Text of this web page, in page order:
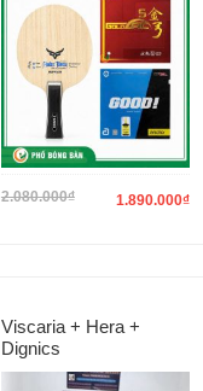
2.080.000₫ 1.890.000₫
Viscaria + Hera +
Dignics